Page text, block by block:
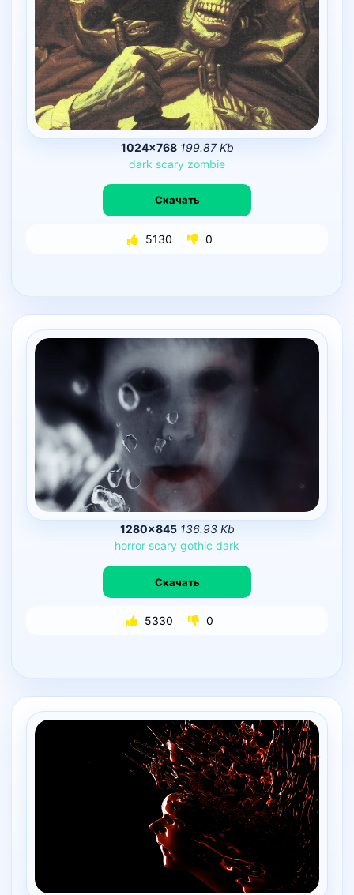
1024×768 199.87 Kb
dark scary zombie
Скачать
5130 0
1280×845 136.93 Kb
horror scary gothic dark
Скачать
5330 0